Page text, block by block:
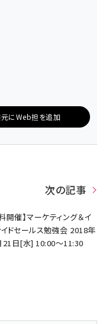
にWeb担を追加
次の記事
開催】マーケティング＆イ
ドセールス勉強会 2018年
21日[水] 10:00～11:30